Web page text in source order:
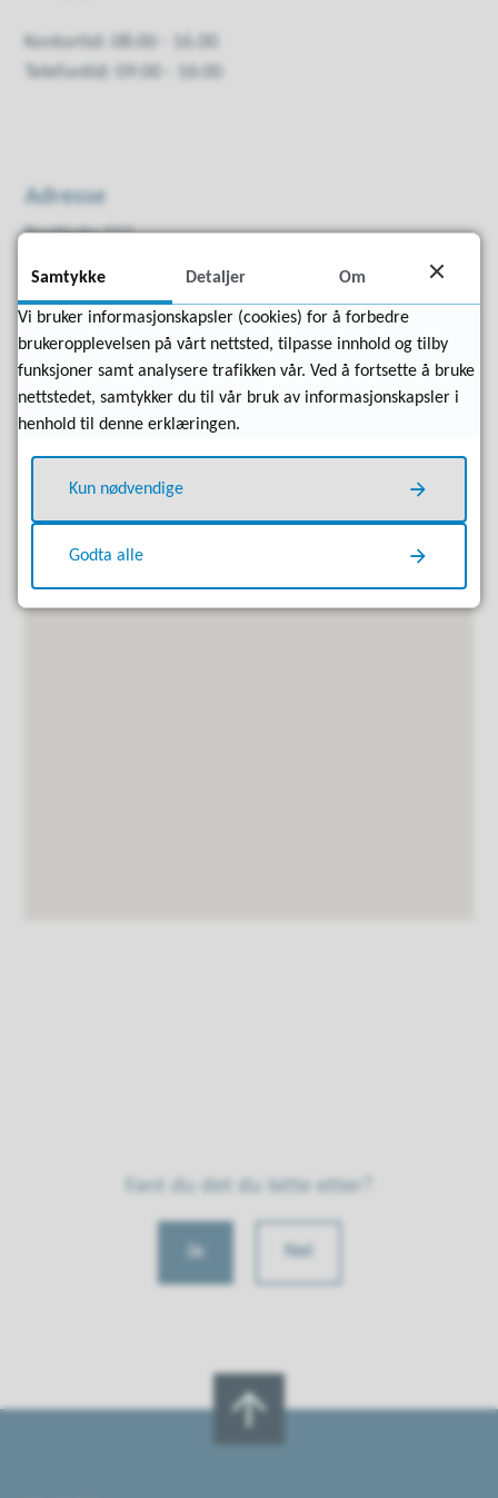
Kontortid: 08:00 - 16.00
Telefontid: 09:00 - 16:00
Adresse
Postboks 152
6538 Averøy
E-post: post@averoy.kommune.no
Telefon sentralbord:71 51 35 00
Besøksadresse:
Kommunehuset
Bruvollveien 4
6530 Averøy
Fant du det du lette etter?
Ja Nei
Samtykke Detaljer Om
Vi bruker informasjonskapsler (cookies) for å forbedre
brukeropplevelsen på vårt nettsted, tilpasse innhold og tilby
funksjoner samt analysere trafikken vår. Ved å fortsette å bruke
nettstedet, samtykker du til vår bruk av informasjonskapsler i
henhold til denne erklæringen.
Kun nødvendige
Godta alle